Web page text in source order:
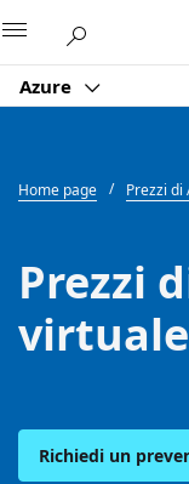
Azure
Home page Prezzi di
Prezzi
Richiedi un